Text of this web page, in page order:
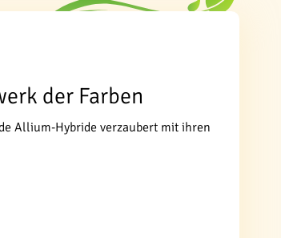
der Farben
Allium-Hybride verzaubert mit ihren